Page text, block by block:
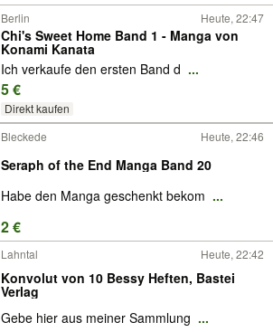
Berlin Heute, 22:47
Chi's Sweet Home Band 1 - Manga von
Konami Kanata
Ich verkaufe den ersten Band d ...
5 €
Direkt kaufen
Bleckede Heute, 22:46
Seraph of the End Manga Band 20
Habe den Manga geschenkt bekom ...
2 €
Lahntal Heute, 22:42
Konvolut von 10 Bessy Heften, Bastei
Verlag
Gebe hier aus meiner Sammlung ...